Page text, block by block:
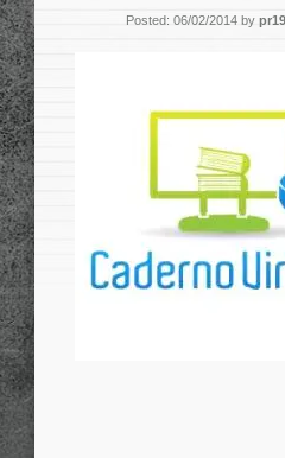
Posted: 06/02/2014 by